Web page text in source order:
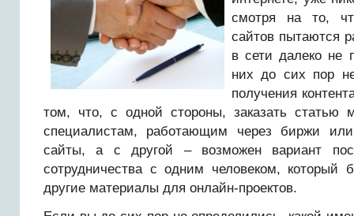
смотря на то,
сайтов пытаются
в сети далеко не
них до сих пор
получения
том, что, с одной стороны, заказать статью
специалистам, работающим через биржи или
сайты, а с другой – возможен вариант
сотрудничества с одним человеком, который
другие материалы для онлайн-проектов.